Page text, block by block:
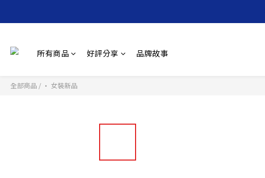
所有商品 好評分享 品牌故事
全部商品 / • 女裝新品